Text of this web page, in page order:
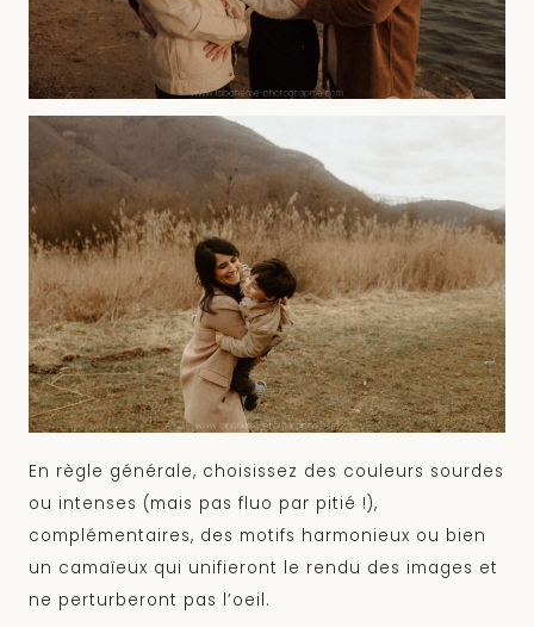
En règle générale, choisissez des couleurs sourdes
ou intenses (mais pas fluo par pitié !),
complémentaires, des motifs harmonieux ou bien
un camaïeux qui unifieront le rendu des images et
ne perturberont pas l’oeil.